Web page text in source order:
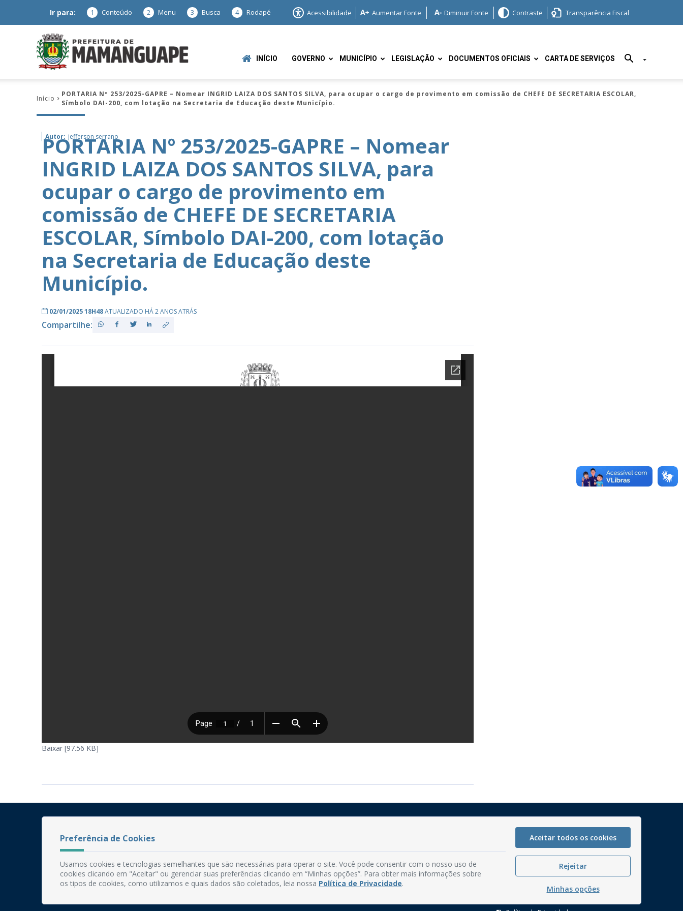
Ir para: 1 Conteúdo 2 Menu 3 Busca 4 Rodapé Acessibilidade Aumentar Fonte Diminuir Fonte Contraste Transparência Fiscal
de
–
PB
INÍCIO GOVERNO MUNICÍPIO LEGISLAÇÃO DOCUMENTOS OFICIAIS CARTA DE SERVIÇOS
Início
PORTARIA Nº 253/2025-GAPRE – Nomear INGRID LAIZA DOS SANTOS SILVA, para ocupar o cargo de provimento em comissão de CHEFE DE SECRETARIA ESCOLAR,
Símbolo DAI-200, com lotação na Secretaria de Educação deste Município.
Autor: jefferson serrano
PORTARIA Nº 253/2025-GAPRE – Nomear
INGRID LAIZA DOS SANTOS SILVA, para
ocupar o cargo de provimento em
comissão de CHEFE DE SECRETARIA
ESCOLAR, Símbolo DAI-200, com lotação
na Secretaria de Educação deste
Município.
02/01/2025 18H48ATUALIZADO HÁ 2 ANOS ATRÁS
Compartilhe:
Baixar [97.56 KB]
Fone: (83) 3292-2246
Email: comunicacao@mamanguape.pb.gov.br
Expediente: Segunda à Sexta, das 08h às 13h
Perguntas frequentes
Preferência de Cookies
Usamos cookies e tecnologias semelhantes que são necessárias para operar o site. Você pode consentir com o nosso uso de
cookies clicando em "Aceitar" ou gerenciar suas preferências clicando em “Minhas opções”. Para obter mais informações sobre
os tipos de cookies, como utilizamos e quais dados são coletados, leia nossa Política de Privacidade.
Aceitar todos os cookies
Rejeitar
Minhas opções